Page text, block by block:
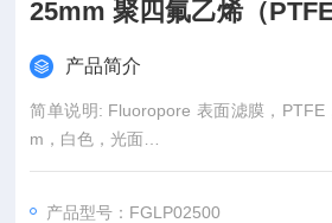
25mm 聚四氟乙烯（
产品简介
简单说明: Fluoropore 表面滤膜，PTFE
m，白色，光面
滤膜商标: Fluoropore
产品型号：FGLP02500